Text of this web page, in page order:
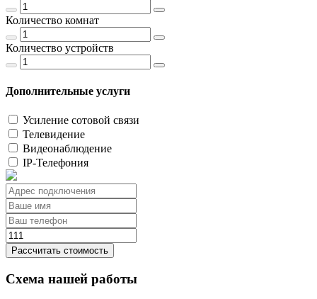
Количество комнат
Количество устройств
Дополнительные услуги
Усиление сотовой связи
Телевидение
Видеонаблюдение
IP-Телефония
Рассчитать стоимость
Схема нашей работы